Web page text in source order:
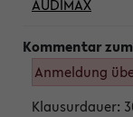
AUDIMAX
Anmeldung
Klausurdauer: